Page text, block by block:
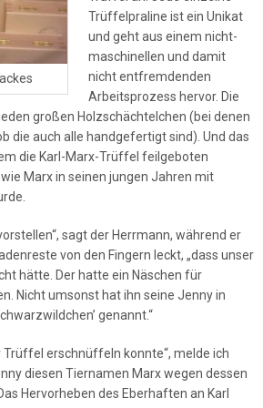
Trüffelpraline ist ein Unikat
und geht aus einem nicht-
maschinellen und damit
nicht entfremdenden
Arbeitsprozess hervor. Die
großen Holzschächtelchen (bei denen
die auch alle handgefertigt sind). Und das
die Karl-Marx-Trüffel feilgeboten
Marx in seinen jungen Jahren mit
sagt der Herrmann, während er
von den Fingern leckt, „dass unser
hätte. Der hatte ein Näschen für
Nicht umsonst hat ihn seine Jenny in
genannt.“
Trüffel erschnüffeln konnte“, melde ich
diesen Tiernamen Marx wegen dessen
Hervorheben des Eberhaften an Karl